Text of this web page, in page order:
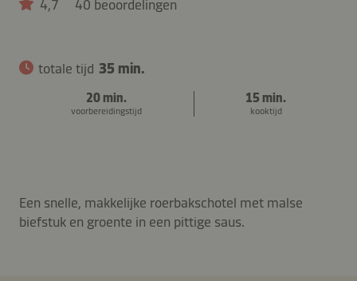
4,7 40 beoordelingen
totale tijd 35 min.
20 min.
voorbereidingstijd
15 min.
kooktijd
Een snelle, makkelijke roerbakschotel met malse
biefstuk en groente in een pittige saus.